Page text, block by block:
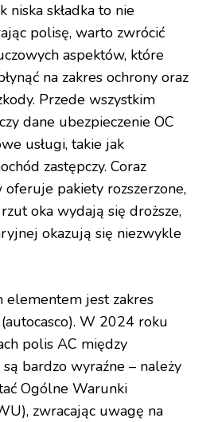
niska składka to nie
polisę, warto zwrócić
aspektów, które
na zakres ochrony oraz
Przede wszystkim
dane ubezpieczenie OC
usługi, takie jak
zastępczy. Coraz
pakiety rozszerzone,
oka wydają się droższe,
okazują się niezwykle
elementem jest zakres
W 2024 roku
polis AC między
bardzo wyraźne – należy
Ogólne Warunki
zwracając uwagę na